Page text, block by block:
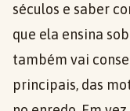
séculos e saber
que ela ensina
também vai
principais, das